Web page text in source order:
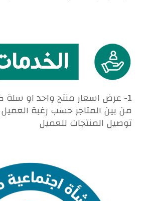
1- عرض اسعار منتج واحد او سلة
من بين المتاجر حسب رغبة العميل
توصيل المنتجات للعميل